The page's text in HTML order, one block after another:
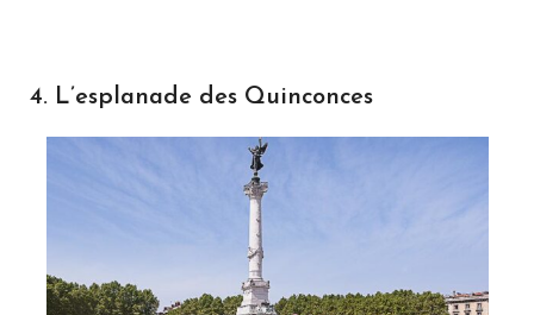
4. L’esplanade des Quinconces